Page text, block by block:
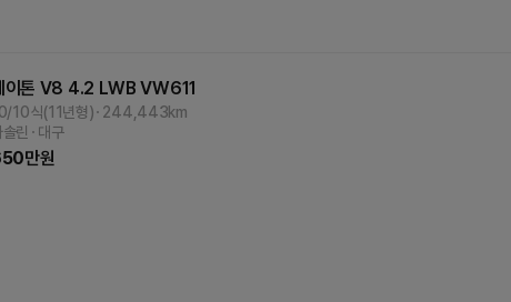
이톤 V8 4.2 LWB VW611
10식(11년형) 244,443km
솔린
대구
만원